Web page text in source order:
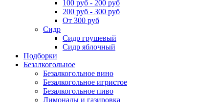
100 руб - 200 руб
200 руб - 300 руб
От 300 руб
Сидр
Сидр грушевый
Сидр яблочный
Подборки
Безалкогольное
Безалкогольное вино
Безалкогольное игристое
Безалкогольное пиво
Лимонады и газировка